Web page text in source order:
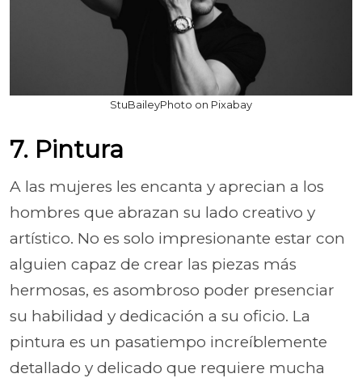
StuBaileyPhoto on Pixabay
7. Pintura
A las mujeres les encanta y aprecian a los
hombres que abrazan su lado creativo y
artístico. No es solo impresionante estar con
alguien capaz de crear las piezas más
hermosas, es asombroso poder presenciar
su habilidad y dedicación a su oficio. La
pintura es un pasatiempo increíblemente
detallado y delicado que requiere mucha